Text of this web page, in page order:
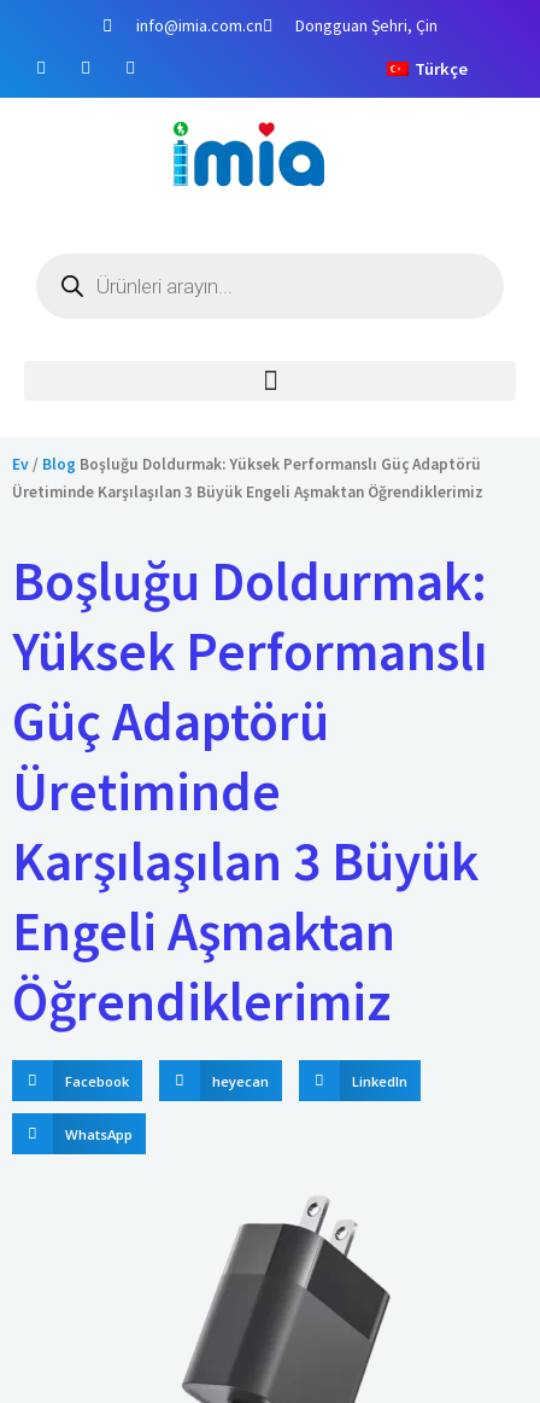
info@imia.com.cn Dongguan Şehri, Çin
F
a
c
Y
o
u
i
n
s
Türkçe
Ev/ Blog Boşluğu Doldurmak: Yüksek Performanslı Güç Adaptörü
Üretiminde Karşılaşılan 3 Büyük Engeli Aşmaktan Öğrendiklerimiz
Boşluğu Doldurmak:
Yüksek Performanslı
Güç Adaptörü
Üretiminde
Karşılaşılan 3 Büyük
Engeli Aşmaktan
Öğrendiklerimiz
Facebook heyecan LinkedIn
WhatsApp